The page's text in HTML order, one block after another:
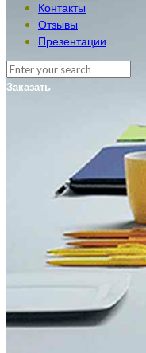
Контакты
Отзывы
Презентации
Заказать